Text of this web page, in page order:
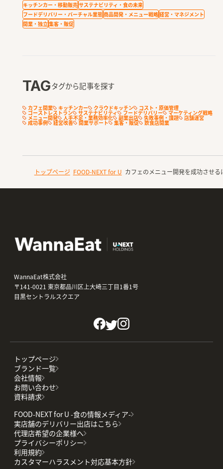
キッチンカー・移動販売サステナビリティ・食の未来
フードデリバリー・バーチャル業態商品開発・メニュー戦略経営・マネジメント
開業・独立集客・販促
TAGタグから記事を探す
カフェ開業 キッチンカー クラウドキッチン コスト・原価管理
ゴーストレストラン サステナビリティ フードデリバリー マーケティング戦略
メニュー開発 人手不足・業務効率化 副業出店 失敗事例・課題 店舗運営
成功事例 経営改善 開業サポート 集客・販促 飲食店開業
トップページ FOOD-NEXT for U カフェのメニュー開発を成功させ
WannaEat株式会社
〒141-0021 東京都品川区上大崎三丁目1番1号
目黒セントラルスクエア
トップページ
ブランド一覧
会社情報
お問い合わせ
資料請求
FOOD-NEXT for U -食の情報メディア-
実店舗のデリバリー出店はこちら
代理店希望の企業様へ
プライバシーポリシー
利用規約
カスタマーハラスメント対応基本方針